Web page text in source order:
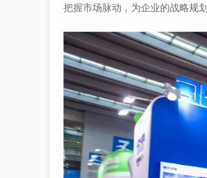
把握市场脉动，为企业的战略规